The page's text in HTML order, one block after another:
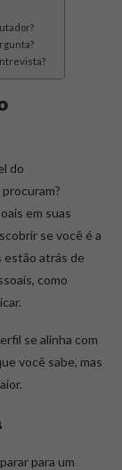
do
em suas
se você é a
estão atrás de
como
se alinha com
você sabe, mas
para um